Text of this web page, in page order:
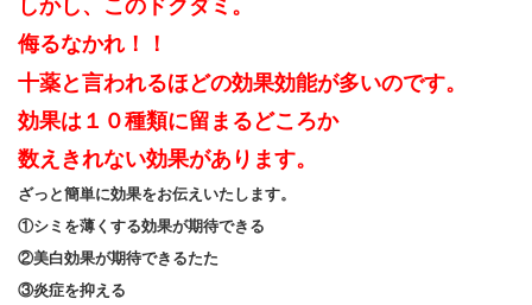
しかし、このドクダミ。
侮るなかれ！！
十薬と言われるほどの効果効能が多いのです。
効果は１０種類に留まるどころか
数えきれない効果があります。
ざっと簡単に効果をお伝えいたします。
①シミを薄くする効果が期待できる
②美白効果が期待できるたた
③炎症を抑える